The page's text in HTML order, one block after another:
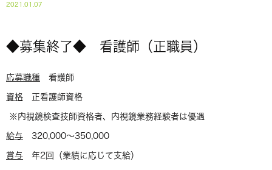
2021.01.07
◆募集終了◆ 看護師（正職員）
応募職種 看護師
資格 正看護師資格
※内視鏡検査技師資格者、内視鏡業務経験者は優遇
給与 320,000～350,000
賞与 年2回（業績に応じて支給）